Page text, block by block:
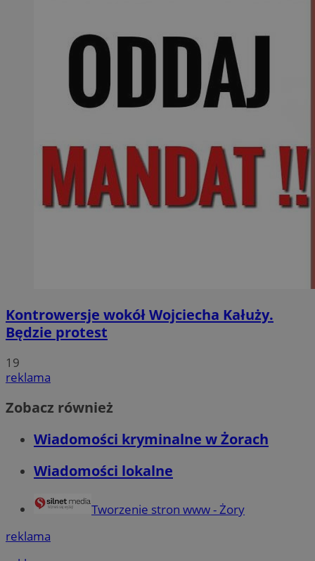
Kontrowersje wokół Wojciecha Kałuży.
Będzie protest
19
reklama
Zobacz również
Wiadomości kryminalne w Żorach
Wiadomości lokalne
Tworzenie stron www - Żory
reklama